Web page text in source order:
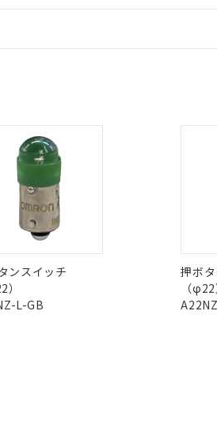
ダウンロードはこ
PBBs
っても、流通在庫等で未対応品が混在
は販売店へお問い合わせください。
承認
ンス
格）
NK型式
ンスイッチ
）
L-GB
押ボ
（φ22
当社制御機器事業取扱商品の中には
在庫状況および標準価格照会結果は
のであり、閲覧された時点での実際
い。
正式な納期状況および標準価格はお
当社販売員にご相談ください。
オムロン制御機器販売店や当社販売
在庫状況および標準価格結果を当社
す。
マイパーツ機能（部品リスト作成サ
ている必要があります。
入先様の事情により、非含有部品として
クロム(Cr(Ⅵ)) 1000ppm以下、ポリ臭化ビフェニ
タル酸ビス(2-エチルヘキシル) (DEHP)(別名：
（DBP） 1000ppm以下、フタル酸ジイソブチル
し、RoHS指令で産業用監視および制御機器に対する
タル酸エステル類の４物質については閾値を超える
※2 対応予定月
在庫の切り替え状況などにより、予定
中国RoHS○×表
国RoHS10物質の基準値 (GB/T26572)：
鉛) :1000ppm、 Hg(水銀) : 1000ppm、 Cd(カドミ
六価クロム) : 1000ppm、 PBBs(ポリ臭化ビフ
フタル酸ジブチル) : 1000ppm、 DIBP(フタル酸
フタル酸ビス(2-エチルヘキシル)) : 1000ppm
※2 環境保護使用期限
」：有害物質（10物質）のすべてが基
10」：通常の使用状況下において有害
ます。
などの必要な手続きをとります。
当社は規制貨物を破棄する場合は、
ます。
当社は貴社製品を、核兵器、ミサイ
置等に一切使用いたしません。
当社は、貴社製品を第三者に販売す
また当社は、販売先および販売に係
たしません。
記
説明
一定数以上の在庫あり
一定数には満たないが在庫あり
－
在庫なし(最新の在庫状況につい
機器販売店・当社販売員にご確
空
受注生産機種、また在庫状況の